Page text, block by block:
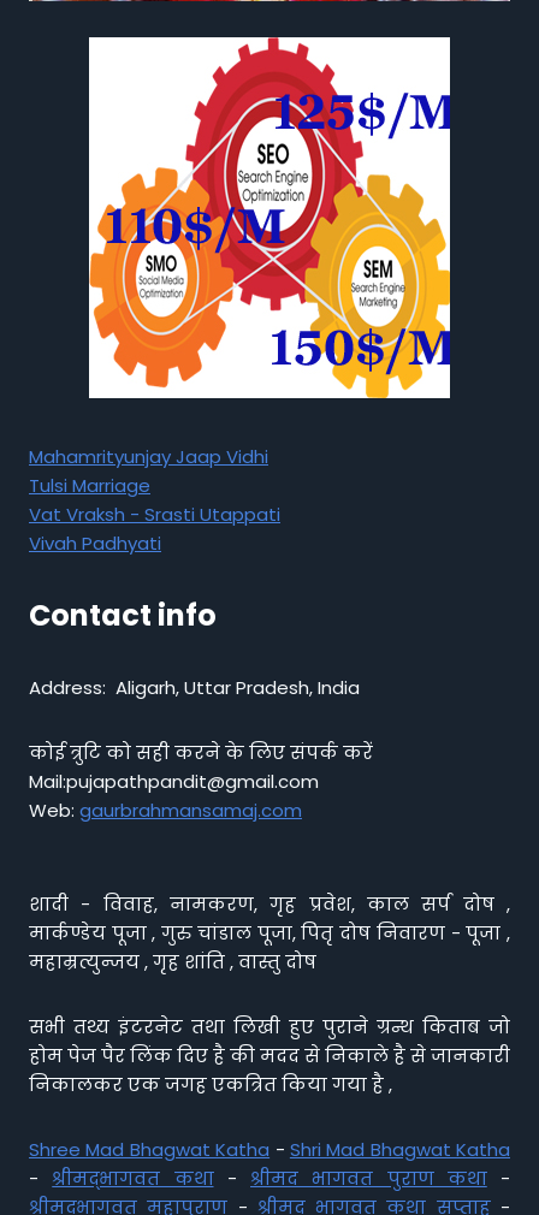
Mahamrityunjay Jaap Vidhi
Tulsi Marriage
Vat Vraksh - Srasti Utappati
Vivah Padhyati
Contact info
Address: Aligarh, Uttar Pradesh, India
कोई त्रुटि को सही करने के लिए संपर्क करें
Mail:pujapathpandit@gmail.com
Web: gaurbrahmansamaj.com
शादी - विवाह, नामकरण, गृह प्रवेश, काल सर्प दोष ,
मार्कण्डेय पूजा , गुरु चांडाल पूजा, पितृ दोष निवारण - पूजा ,
महाम्रत्युन्जय , गृह शांति , वास्तु दोष
सभी तथ्य इंटरनेट तथा लिखी हुए पुराने ग्रन्थ किताब जो
होम पेज पैर लिंक दिए है की मदद से निकाले है से जानकारी
निकालकर एक जगह एकत्रित किया गया है ,
Shree Mad Bhagwat Katha - Shri Mad Bhagwat Katha
- श्रीमद्भागवत कथा- श्रीमद भागवत पुराण कथा-
श्रीमद्भागवत महापुराण - श्रीमद् भागवत कथा सप्ताह-